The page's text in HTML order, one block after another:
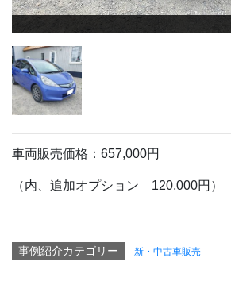
車両販売価格：657,000円
（内、追加オプション 120,000円）
事例紹介カテゴリー 新・中古車販売